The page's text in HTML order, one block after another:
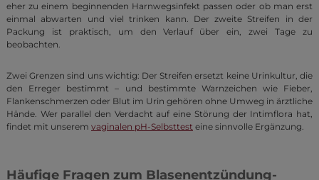
eher zu einem beginnenden Harnwegsinfekt passen oder ob man erst
einmal abwarten und viel trinken kann. Der zweite Streifen in der
Packung ist praktisch, um den Verlauf über ein, zwei Tage zu
beobachten.
Zwei Grenzen sind uns wichtig: Der Streifen ersetzt keine Urinkultur, die
den Erreger bestimmt – und bestimmte Warnzeichen wie Fieber,
Flankenschmerzen oder Blut im Urin gehören ohne Umweg in ärztliche
Hände. Wer parallel den Verdacht auf eine Störung der Intimflora hat,
findet mit unserem vaginalen pH-Selbsttest eine sinnvolle Ergänzung.
Häufige Fragen zum Blasenentzündung-